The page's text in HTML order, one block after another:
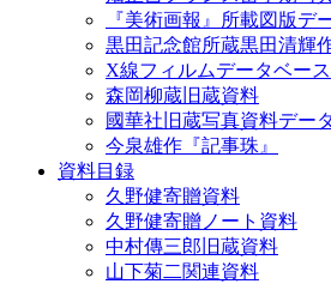
『美術画報』所載図版デ
黒田記念館所蔵黒田清輝
X線フィルムデータベース
森岡柳蔵旧蔵資料
國華社旧蔵写真資料デー
今泉雄作『記事珠』
資料目録
久野健寄贈資料
久野健寄贈ノート資料
中村傳三郎旧蔵資料
山下菊二関連資料